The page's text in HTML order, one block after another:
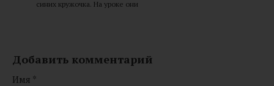
синих кружочка. На уроке они
Добавить комментарий
Имя *